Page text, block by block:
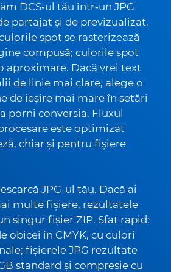
DCS‑ul tău într‑un JPG
partajat și de previzualizat.
spot se rasterizează
compusă; culorile spot
aproximare. Dacă vrei text
de linie mai clare, alege o
de ieșire mai mare în setări
porni conversia. Fluxul
este optimizat
chiar și pentru fișiere
JPG-ul tău. Dacă ai
multe fișiere, rezultatele
singur fișier ZIP. Sfat rapid:
obicei în CMYK, cu culori
fișierele JPG rezultate
standard și compresie cu